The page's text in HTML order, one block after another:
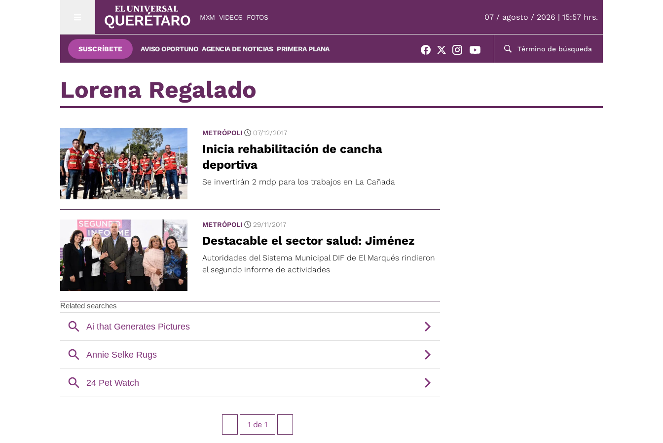
MXM VIDEOS FOTOS 07 / agosto / 2026 | 15:57 hrs.
SUSCRÍBETE AVISO OPORTUNO AGENCIA DE NOTICIAS PRIMERA PLANA
Lorena Regalado
METRÓPOLI 07/12/2017
Inicia rehabilitación de cancha
deportiva
Se invertirán 2 mdp para los trabajos en La Cañada
METRÓPOLI 29/11/2017
Destacable el sector salud: Jiménez
Autoridades del Sistema Municipal DIF de El Marqués rindieron
el segundo informe de actividades
1 de 1